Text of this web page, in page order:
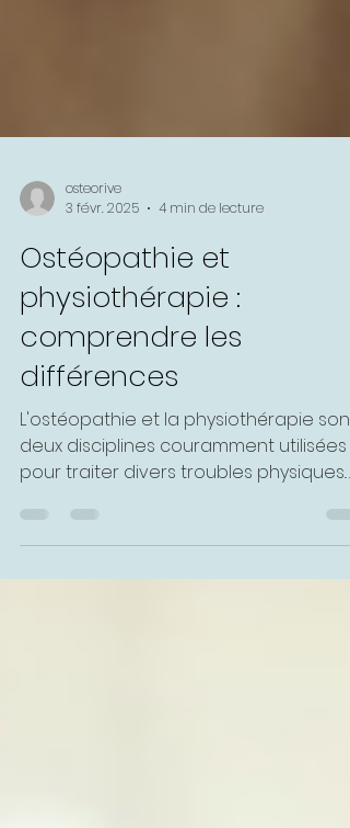
osteorive
3 févr. 2025
Ostéopathie et
physiothérapie :
comprendre les
différences
L'ostéopathie et la physiothérapie sont
deux disciplines couramment utilisées
pour traiter divers troubles physiques.